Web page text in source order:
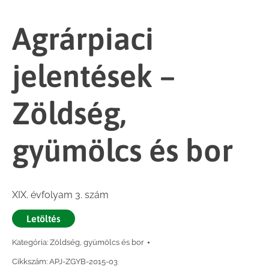
Agrárpiaci
jelentések –
Zöldség,
gyümölcs és bor
XIX. évfolyam 3. szám
Letöltés
Kategória: Zöldség, gyümölcs és bor
Cikkszám: APJ-ZGYB-2015-03